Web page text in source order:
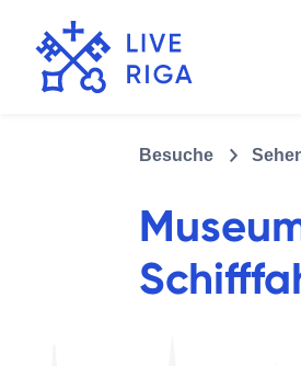
Besuche